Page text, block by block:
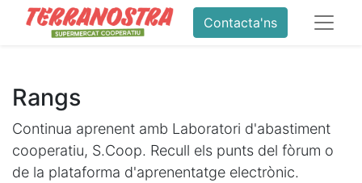
Contacta'ns
Rangs
Continua aprenent amb Laboratori d'abastiment
cooperatiu, S.Coop. Recull els punts del fòrum o
de la plataforma d'aprenentatge electrònic.